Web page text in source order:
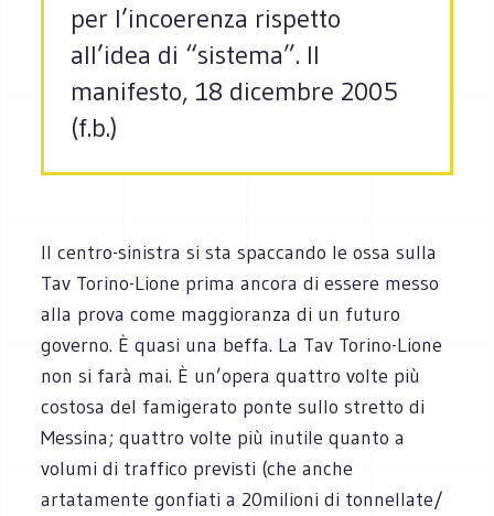
per l’incoerenza rispetto
all’idea di “sistema”. Il
manifesto, 18 dicembre 2005
(f.b.)
Il centro-sinistra si sta spaccando le ossa sulla
Tav Torino-Lione prima ancora di essere messo
alla prova come maggioranza di un futuro
governo. È quasi una beffa. La Tav Torino-Lione
non si farà mai. È un’opera quattro volte più
costosa del famigerato ponte sullo stretto di
Messina; quattro volte più inutile quanto a
volumi di traffico previsti (che anche
artatamente gonfiati a 20milioni di tonnellate/